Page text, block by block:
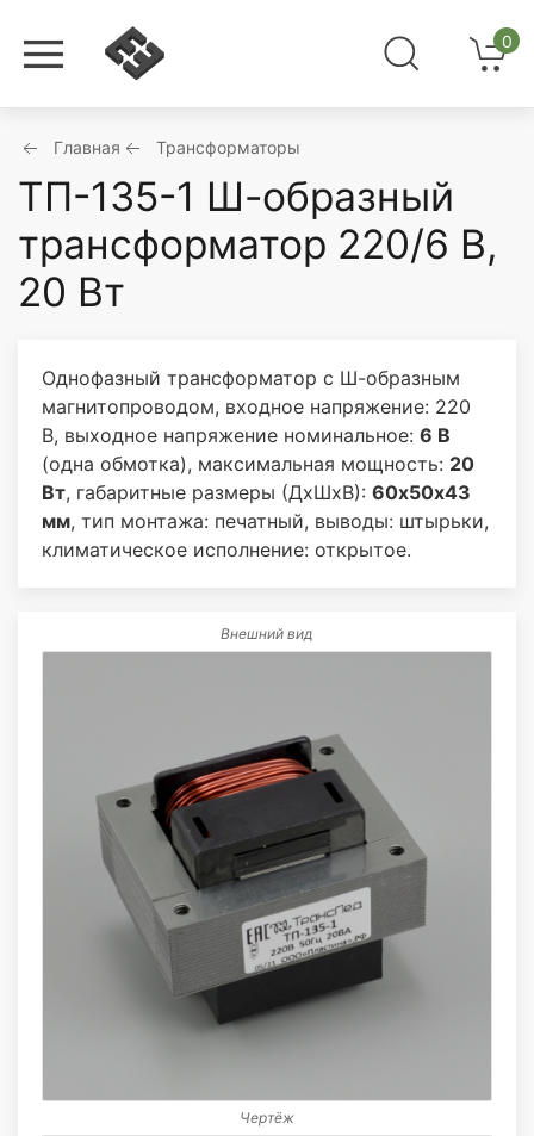
0
Главная Трансформаторы
ТП-135-1 Ш-образный
трансформатор 220/6 В,
20 Вт
Однофазный трансформатор с Ш-образным
магнитопроводом, входное напряжение: 220
В, выходное напряжение номинальное: 6 В
(одна обмотка), максимальная мощность: 20
Вт, габаритные размеры (ДхШхВ): 60х50х43
мм, тип монтажа: печатный, выводы: штырьки,
климатическое исполнение: открытое.
Внешний вид
Чертёж